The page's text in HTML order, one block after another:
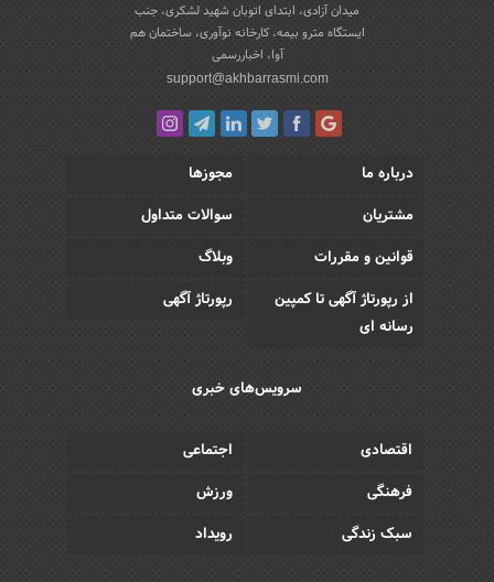
میدان آزادی، ابتدای اتوبان شهید لشکری، جنب
ایستگاه مترو بیمه، کارخانه نوآوری، ساختمان هم
آوا، اخباررسمی
support@akhbarrasmi.com
درباره ما
مجوزها
مشتریان
سوالات متداول
قوانین و مقررات
وبلاگ
از رپورتاژ آگهی تا کمپین
رسانه ای
رپورتاژ آگهی
سرویس‌های خبری
اقتصادی
اجتماعی
فرهنگی
ورزش
سبک زندگی
رویداد